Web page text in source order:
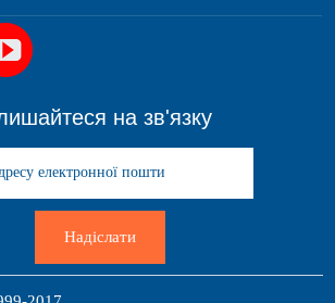
на зв'язку
Надіслати